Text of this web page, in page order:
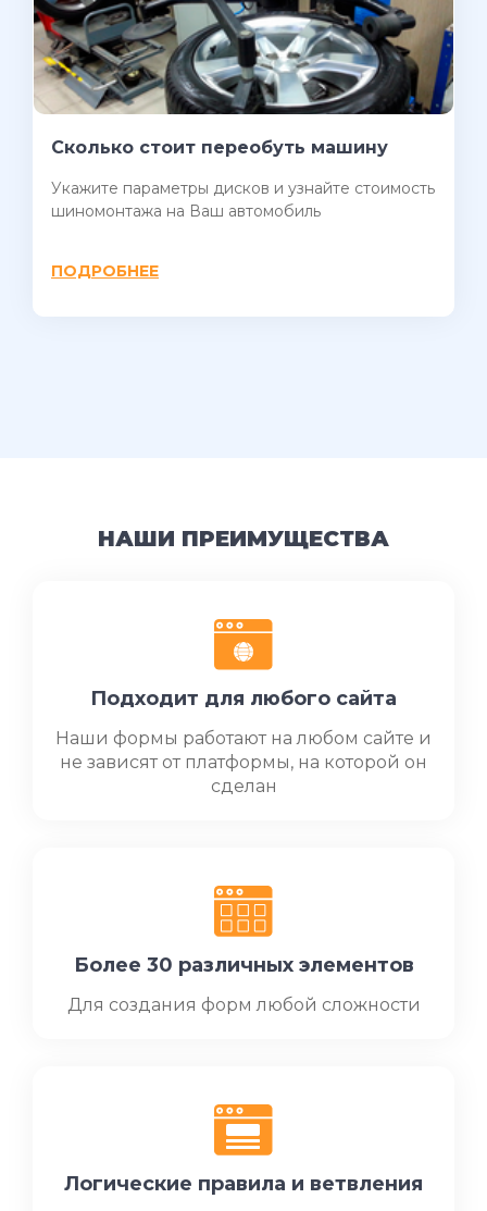
Сколько стоит переобуть машину
Укажите параметры дисков и узнайте стоимость
шиномонтажа на Ваш автомобиль
ПОДРОБНЕЕ
НАШИ ПРЕИМУЩЕСТВА
Подходит для любого сайта
Наши формы работают на любом сайте и
не зависят от платформы, на которой он
сделан
Более 30 различных элементов
Для создания форм любой сложности
Логические правила и ветвления